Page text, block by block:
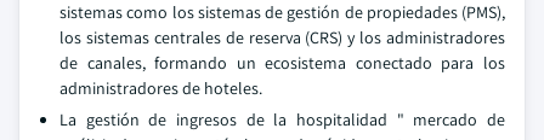
sistemas como los sistemas de gestión de propiedades (PMS),
los sistemas centrales de reserva (CRS) y los administradores
de canales, formando un ecosistema conectado para los
administradores de hoteles.
La gestión de ingresos de la hospitalidad " mercado de